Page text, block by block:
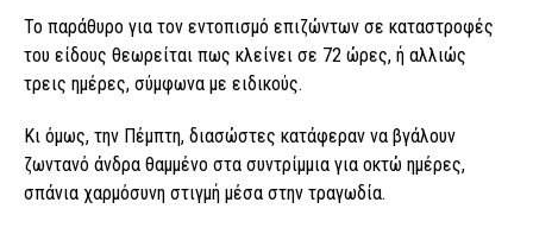
Το παράθυρο για τον εντοπισμό επιζώντων σε καταστροφές
του είδους θεωρείται πως κλείνει σε 72 ώρες, ή αλλιώς
τρεις ημέρες, σύμφωνα με ειδικούς.
Κι όμως, την Πέμπτη, διασώστες κατάφεραν να βγάλουν
ζωντανό άνδρα θαμμένο στα συντρίμμια για οκτώ ημέρες,
σπάνια χαρμόσυνη στιγμή μέσα στην τραγωδία.